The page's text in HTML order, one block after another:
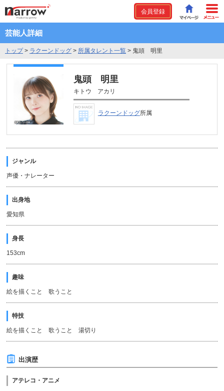
会員登録
芸能人詳細
トップ> ラクーンドッグ > 所属タレント一覧 > 鬼頭 明里
鬼頭 明里
キトウ アカリ
ラクーンドッグ所属
ジャンル
声優・ナレーター
出身地
愛知県
身長
153cm
趣味
絵を描くこと 歌うこと
特技
絵を描くこと 歌うこと 湯切り
出演歴
アテレコ・アニメ